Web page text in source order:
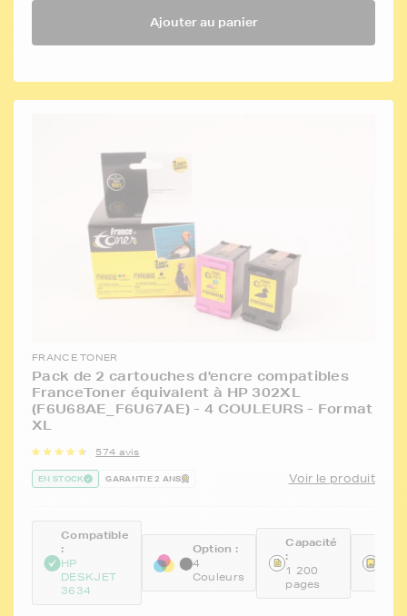
Ajouter au panier
FRANCE TONER
Pack de 2 cartouches d'encre compatibles
FranceToner équivalent à HP 302XL
(F6U68AE_F6U67AE) - 4 COULEURS - Format
XL
574 avis
EN STOCK GARANTIE 2 ANS Voir le produit
Compatible
:
HP
DESKJET
3634
Option :
4
Couleurs
Capacité
:
1 200
pages